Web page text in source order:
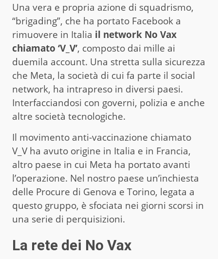
Una vera e propria azione di squadrismo,
“brigading”, che ha portato Facebook a
rimuovere in Italia il network No Vax
chiamato ‘V_V’, composto dai mille ai
duemila account. Una stretta sulla sicurezza
che Meta, la società di cui fa parte il social
network, ha intrapreso in diversi paesi.
Interfacciandosi con governi, polizia e anche
altre società tecnologiche.
Il movimento anti-vaccinazione chiamato
V_V ha avuto origine in Italia e in Francia,
altro paese in cui Meta ha portato avanti
l’operazione. Nel nostro paese un’inchiesta
delle Procure di Genova e Torino, legata a
questo gruppo, è sfociata nei giorni scorsi in
una serie di perquisizioni.
La rete dei No Vax